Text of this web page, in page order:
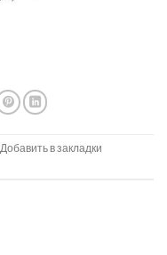
. Добавить в закладки